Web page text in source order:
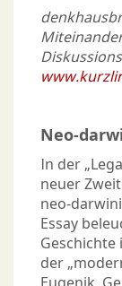
Neo-
In der
neuer
neo-
Essay
der